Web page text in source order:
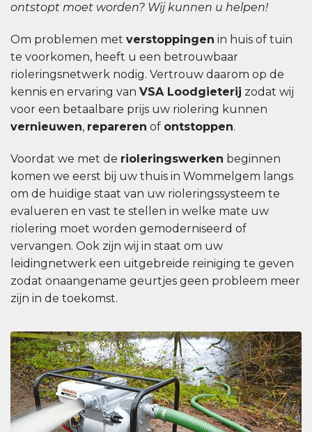
ontstopt moet worden? Wij kunnen u helpen!
Om problemen met verstoppingen in huis of tuin
te voorkomen, heeft u een betrouwbaar
rioleringsnetwerk nodig. Vertrouw daarom op de
kennis en ervaring van VSA Loodgieterij zodat wij
voor een betaalbare prijs uw riolering kunnen
vernieuwen, repareren of ontstoppen.
Voordat we met de rioleringswerken beginnen
komen we eerst bij uw thuis in Wommelgem langs
om de huidige staat van uw rioleringssysteem te
evalueren en vast te stellen in welke mate uw
riolering moet worden gemoderniseerd of
vervangen. Ook zijn wij in staat om uw
leidingnetwerk een uitgebreide reiniging te geven
zodat onaangename geurtjes geen probleem meer
zijn in de toekomst.